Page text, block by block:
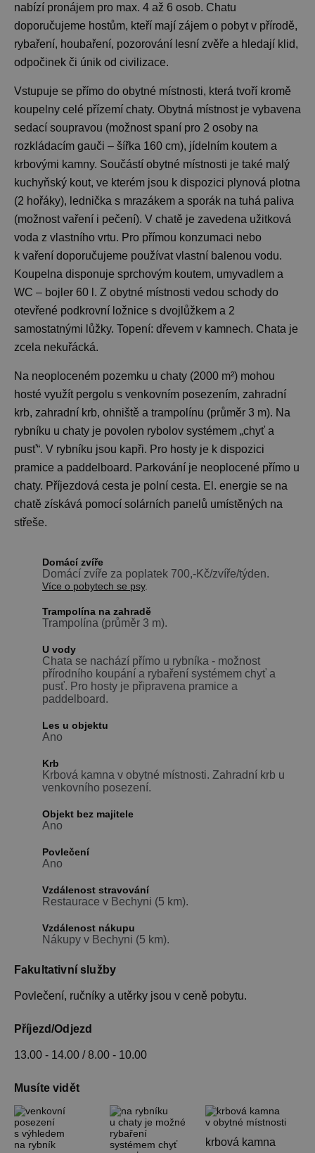
nabízí pronájem pro max. 4 až 6 osob. Chatu
doporučujeme hostům, kteří mají zájem o pobyt v přírodě,
rybaření, houbaření, pozorování lesní zvěře a hledají klid,
odpočinek či únik od civilizace.
Vstupuje se přímo do obytné místnosti, která tvoří kromě
koupelny celé přízemí chaty. Obytná místnost je vybavena
sedací soupravou (možnost spaní pro 2 osoby na
rozkládacím gauči – šířka 160 cm), jídelním koutem a
krbovými kamny. Součástí obytné místnosti je také malý
kuchyňský kout, ve kterém jsou k dispozici plynová plotna
(2 hořáky), lednička s mrazákem a sporák na tuhá paliva
(možnost vaření i pečení). V chatě je zavedena užitková
voda z vlastního vrtu. Pro přímou konzumaci nebo
k vaření doporučujeme používat vlastní balenou vodu.
Koupelna disponuje sprchovým koutem, umyvadlem a
WC – bojler 60 l. Z obytné místnosti vedou schody do
otevřené podkrovní ložnice s dvojlůžkem a 2
samostatnými lůžky. Topení: dřevem v kamnech. Chata je
zcela nekuřácká.
Na neoploceném pozemku u chaty (2000 m²) mohou
hosté využít pergolu s venkovním posezením, zahradní
krb, zahradní krb, ohniště a trampolínu (průměr 3 m). Na
rybníku u chaty je povolen rybolov systémem „chyť a
pusť“. V rybníku jsou kapři. Pro hosty je k dispozici
pramice a paddelboard. Parkování je neoplocené přímo u
chaty. Příjezdová cesta je polní cesta. El. energie se na
chatě získává pomocí solárních panelů umístěných na
střeše.
Domácí zvíře
Domácí zvíře za poplatek 700,-Kč/zvíře/týden.
Více o pobytech se psy.
Trampolína na zahradě
Trampolína (průměr 3 m).
U vody
Chata se nachází přímo u rybníka - možnost
přírodního koupání a rybaření systémem chyť a
pusť. Pro hosty je připravena pramice a
paddelboard.
Les u objektu
Ano
Krb
Krbová kamna v obytné místnosti. Zahradní krb u
venkovního posezení.
Objekt bez majitele
Ano
Povlečení
Ano
Vzdálenost stravování
Restaurace v Bechyni (5 km).
Vzdálenost nákupu
Nákupy v Bechyni (5 km).
Fakultativní služby
Povlečení, ručníky a utěrky jsou v ceně pobytu.
Příjezd/Odjezd
13.00 - 14.00 / 8.00 - 10.00
Musíte vidět
krbová kamna